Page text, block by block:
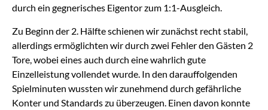
durch ein gegnerisches Eigentor zum 1:1-Ausgleich.
Zu Beginn der 2. Hälfte schienen wir zunächst recht stabil,
allerdings ermöglichten wir durch zwei Fehler den Gästen 2
Tore, wobei eines auch durch eine wahrlich gute
Einzelleistung vollendet wurde. In den darauffolgenden
Spielminuten wussten wir zunehmend durch gefährliche
Konter und Standards zu überzeugen. Einen davon konnte